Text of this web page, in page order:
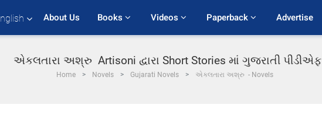
About Us Books Videos Paperback Advertise
એકલતારા અશ્રુ Artisoni દ્વારા Short Stories માં ગુજરાતી પીડીએફ
Home Novels Gujarati Novels એકલતારા અશ્રુ - Novels